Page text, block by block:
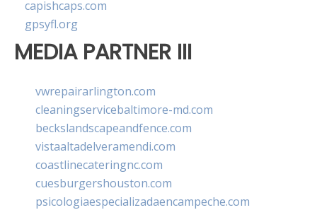
capishcaps.com
gpsyfl.org
MEDIA PARTNER III
vwrepairarlington.com
cleaningservicebaltimore-md.com
beckslandscapeandfence.com
vistaaltadelveramendi.com
coastlinecateringnc.com
cuesburgershouston.com
psicologiaespecializadaencampeche.com